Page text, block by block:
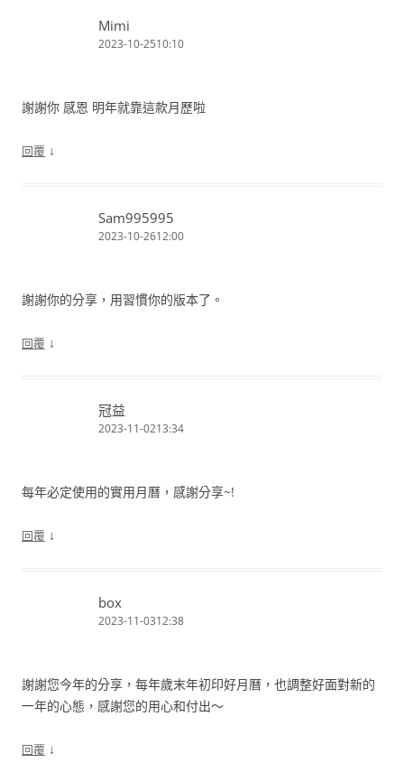
Mimi
2023-10-2510:10
謝謝你 感恩 明年就靠這款月歷啦
回覆 ↓
Sam995995
2023-10-2612:00
謝謝你的分享，用習慣你的版本了。
回覆 ↓
冠益
2023-11-0213:34
每年必定使用的實用月曆，感謝分享~!
回覆 ↓
box
2023-11-0312:38
謝謝您今年的分享，每年歲末年初印好月曆，也調整好面對新的
一年的心態，感謝您的用心和付出～
回覆 ↓